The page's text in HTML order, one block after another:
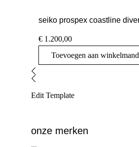
seiko prospex coastline
€ 1.200,00
Toevoegen aan winkelmand
Edit Template
onze merken